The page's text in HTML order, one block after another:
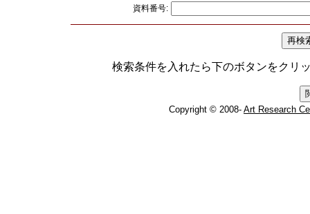
資料番号:
検索条件を入れたら下のボタンをクリ
Copyright © 2008- Art Research